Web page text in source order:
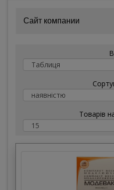
Сайт компании
Товарів